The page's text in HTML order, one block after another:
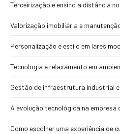
Terceirização e ensino a distância
Valorização imobiliária e
Personalização e estilo em lares
Tecnologia e relaxamento em
Gestão de infraestrutura industrial
A evolução tecnológica na empresa
Como escolher uma experiência de